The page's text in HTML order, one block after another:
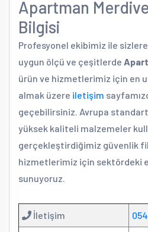
Apartman
Bilgisi
Profesyonel ekibimiz ile
uygun ölçü ve çeşitlerde
ürün ve hizmetlerimiz için en
almak üzere iletişim
geçebilirsiniz. Avrupa
yüksek kaliteli malzemeler
gerçekleştirdiğimiz güvenlik
hizmetlerimiz için sektördeki
sunuyoruz.
İletişim